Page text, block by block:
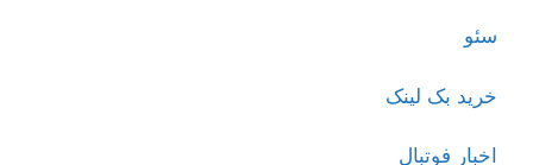
سئو
خرید بک لینک
اخبار فوتبال